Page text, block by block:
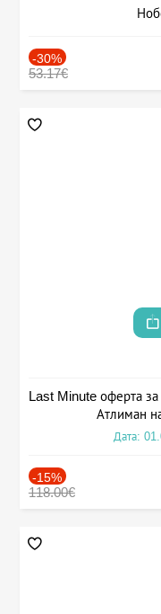
-30%
53.17€
Last Minute оферта
Атлиман
Дата:
-15%
118.00€